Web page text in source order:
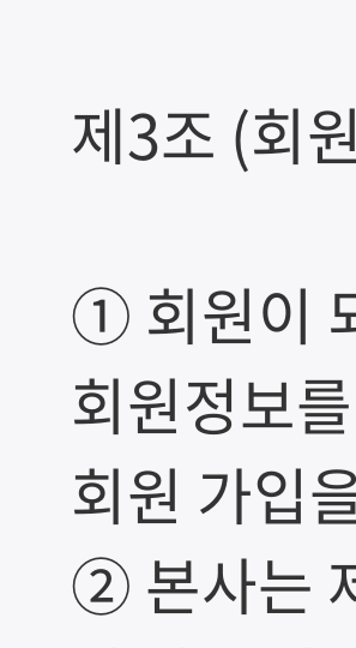
제3조 (회
① 회원이
회원정보
회원 가입
② 본사는